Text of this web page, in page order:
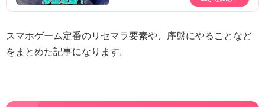
スマホゲーム定番のリセマラ要素や、序盤にやることなど
をまとめた記事になります。